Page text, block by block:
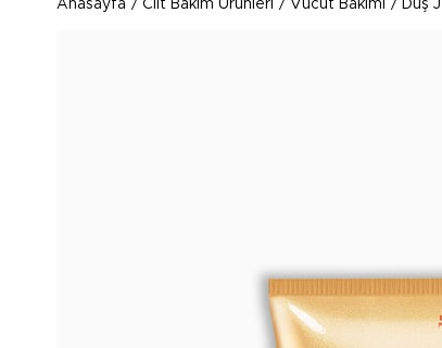
Anasayfa Cilt Bakım Ürünleri Vücut Bakımı Duş